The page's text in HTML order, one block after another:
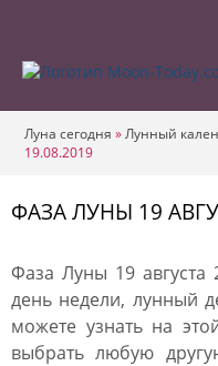
Луна сегодня »Лунный
19.08.2019
ФАЗА ЛУНЫ 19
Фаза Луны 19 августа
день недели, лунный
можете узнать на
выбрать любую